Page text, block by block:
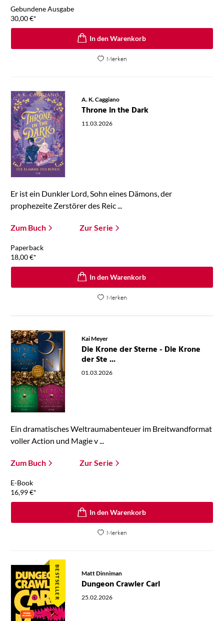
Gebundene Ausgabe
30,00€*
In den Warenkorb
Merken
A. K. Caggiano
Throne in the Dark
11.03.2026
Er ist ein Dunkler Lord, Sohn eines Dämons, der
prophezeite Zerstörer des Reic ...
Zum Buch Zur Serie
Paperback
18,00€*
In den Warenkorb
Merken
Kai Meyer
Die Krone der Sterne - Die Krone
der Ste ...
01.03.2026
Ein dramatisches Weltraumabenteuer im Breitwandformat
voller Action und Magie v ...
Zum Buch Zur Serie
E-Book
16,99€*
In den Warenkorb
Merken
BESTSELLER Matt Dinniman
Dungeon Crawler Carl
25.02.2026